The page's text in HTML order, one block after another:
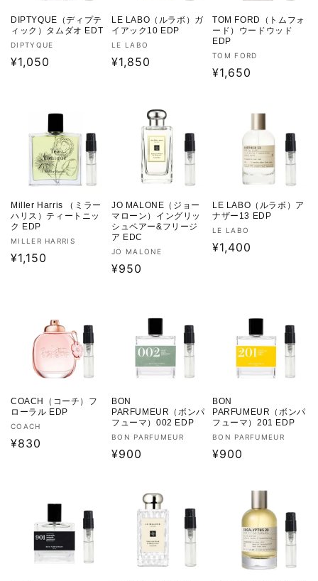
DIPTYQUE（ディプテ
ィック）タムダオ EDT
販
売
DIPTYQUE
通
¥1,050
LE LABO（ルラボ）ガ
イアック10 EDP
販
売
LE LABO
通
¥1,850
TOM FORD（トムフォ
ード）ウードウッド
EDP
販
売
TOM FORD
通
¥1,650
Miller Harris （ミラー
ハリス）ティートニッ
ク EDP
販
売
MILLER HARRIS
通
¥1,150
JO MALONE（ジョー
マローン）イングリッ
シュペアー&フリージ
ア EDC
販
売
JO MALONE
通
¥950
LE LABO（ルラボ）ア
ナザー13 EDP
販
売
LE LABO
通
¥1,400
COACH（コーチ）フ
ローラル EDP
販
売
COACH
通
¥830
BON
PARFUMEUR（ボンパ
フューマ）002 EDP
販
売
BON PARFUMEUR
通
¥900
BON
PARFUMEUR（ボンパ
フューマ）201 EDP
販
売
BON PARFUMEUR
通
¥900